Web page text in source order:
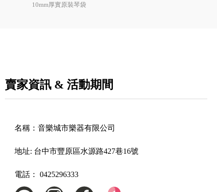
10mm厚實原裝琴袋
賣家資訊 & 活動期間
名稱： 音樂城市樂器有限公司
地址: 台中市豐原區水源路427巷16號
電話： 0425296333